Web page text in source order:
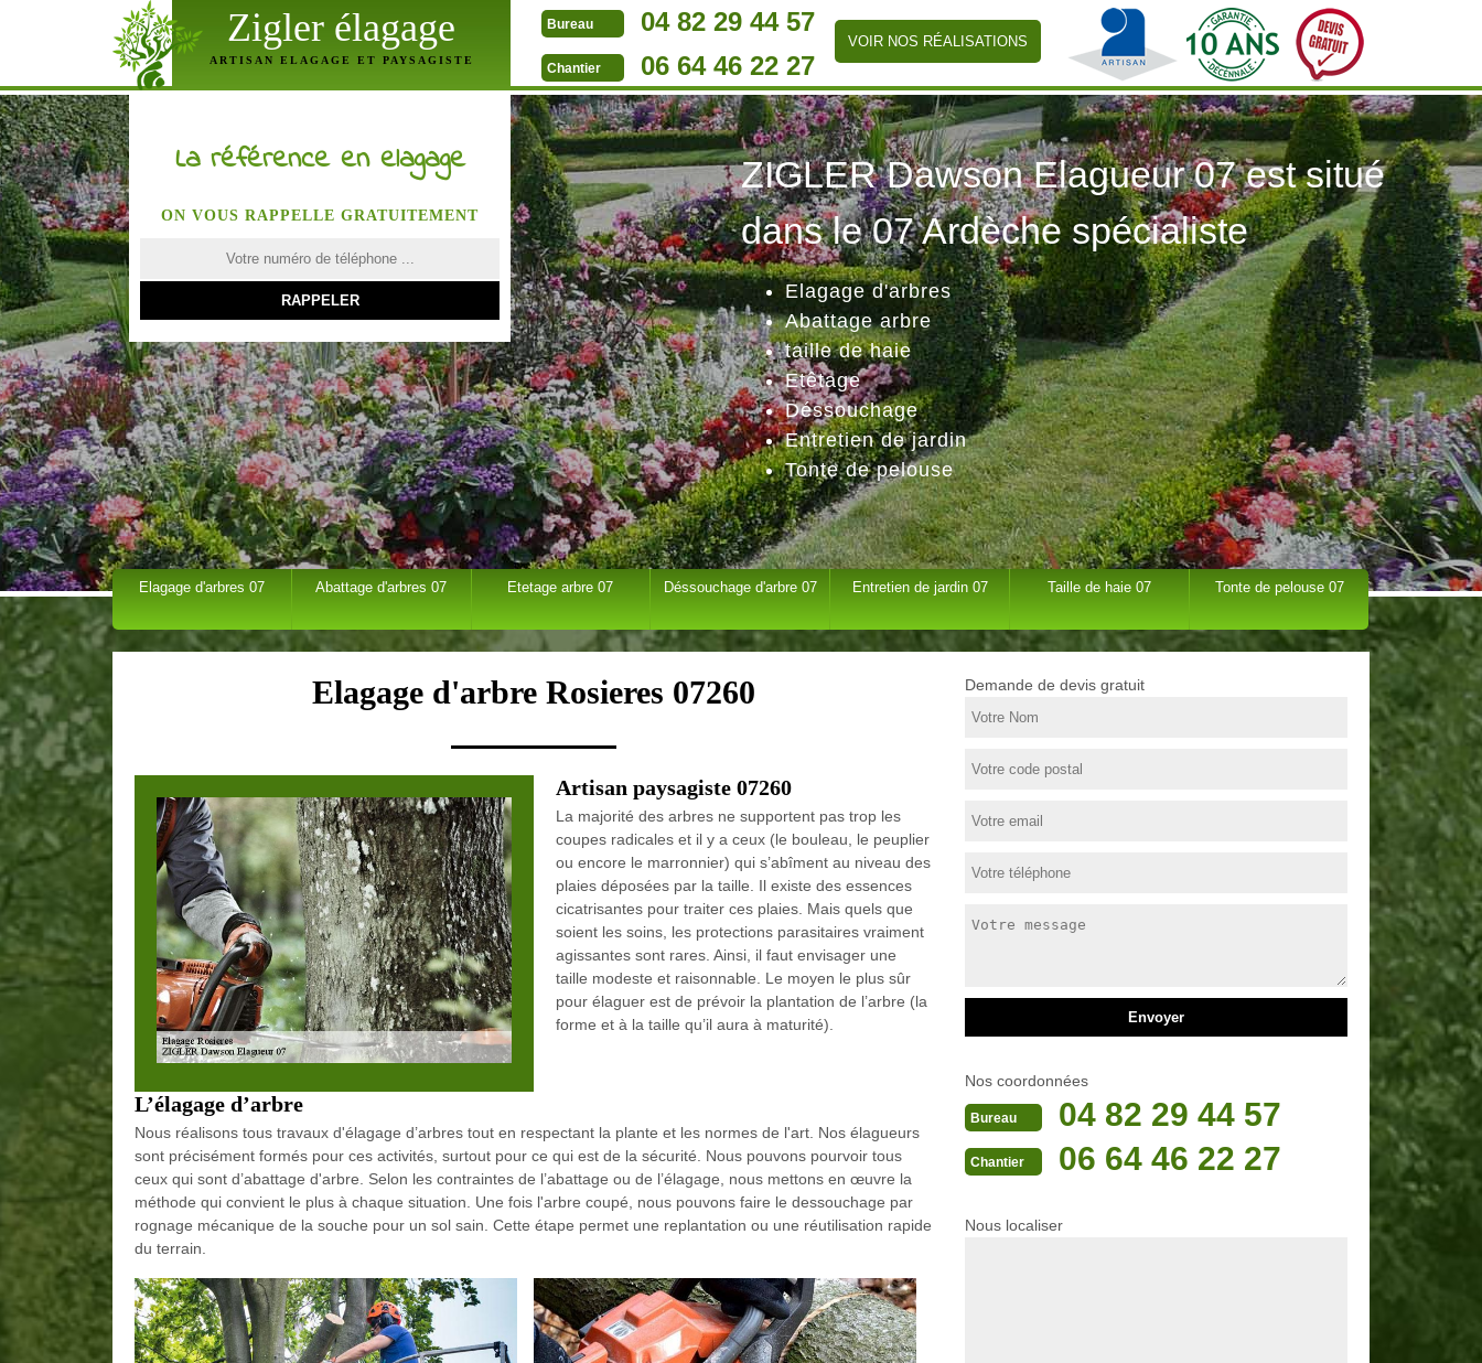
Zigler élagage
ARTISAN ELAGAGE ET PAYSAGISTE
Bureau 04 82 29 44 57
Chantier 06 64 46 22 27
VOIR NOS RÉALISATIONS
ZIGLER Dawson Elagueur 07 est situé
dans le 07 Ardèche spécialiste
Elagage d'arbres
Abattage arbre
taille de haie
Etêtage
Déssouchage
Entretien de jardin
Tonte de pelouse
La référence en elagage
ON VOUS RAPPELLE GRATUITEMENT
Elagage d'arbres 07 Abattage d'arbres 07 Etetage arbre 07 Déssouchage d'arbre 07 Entretien de jardin 07 Taille de haie 07 Tonte de pelouse 07
Elagage d'arbre Rosieres 07260
Artisan paysagiste 07260
La majorité des arbres ne supportent pas trop les
coupes radicales et il y a ceux (le bouleau, le peuplier
ou encore le marronnier) qui s’abîment au niveau des
plaies déposées par la taille. Il existe des essences
cicatrisantes pour traiter ces plaies. Mais quels que
soient les soins, les protections parasitaires vraiment
agissantes sont rares. Ainsi, il faut envisager une
taille modeste et raisonnable. Le moyen le plus sûr
pour élaguer est de prévoir la plantation de l’arbre (la
forme et à la taille qu’il aura à maturité).
L’élagage d’arbre
Nous réalisons tous travaux d'élagage d’arbres tout en respectant la plante et les normes de l'art. Nos élagueurs
sont précisément formés pour ces activités, surtout pour ce qui est de la sécurité. Nous pouvons pourvoir tous
ceux qui sont d’abattage d'arbre. Selon les contraintes de l’abattage ou de l’élagage, nous mettons en œuvre la
méthode qui convient le plus à chaque situation. Une fois l'arbre coupé, nous pouvons faire le dessouchage par
rognage mécanique de la souche pour un sol sain. Cette étape permet une replantation ou une réutilisation rapide
du terrain.
Demande de devis gratuit
Nos coordonnées
Bureau 04 82 29 44 57
Chantier 06 64 46 22 27
Nous localiser